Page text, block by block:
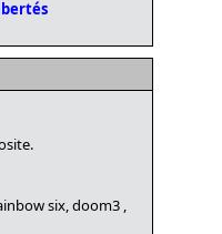
six, doom3 ,